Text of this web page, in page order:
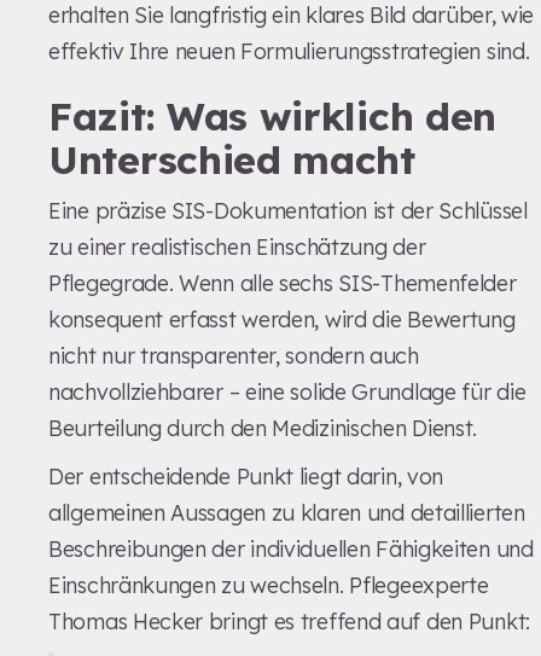
erhalten Sie langfristig ein klares Bild darüber, wie
effektiv Ihre neuen Formulierungsstrategien sind.
Fazit: Was wirklich den
Unterschied macht
Eine präzise SIS-Dokumentation ist der Schlüssel
zu einer realistischen Einschätzung der
Pflegegrade. Wenn alle sechs SIS-Themenfelder
konsequent erfasst werden, wird die Bewertung
nicht nur transparenter, sondern auch
nachvollziehbarer – eine solide Grundlage für die
Beurteilung durch den Medizinischen Dienst.
Der entscheidende Punkt liegt darin, von
allgemeinen Aussagen zu klaren und detaillierten
Beschreibungen der individuellen Fähigkeiten und
Einschränkungen zu wechseln. Pflegeexperte
Thomas Hecker bringt es treffend auf den Punkt: